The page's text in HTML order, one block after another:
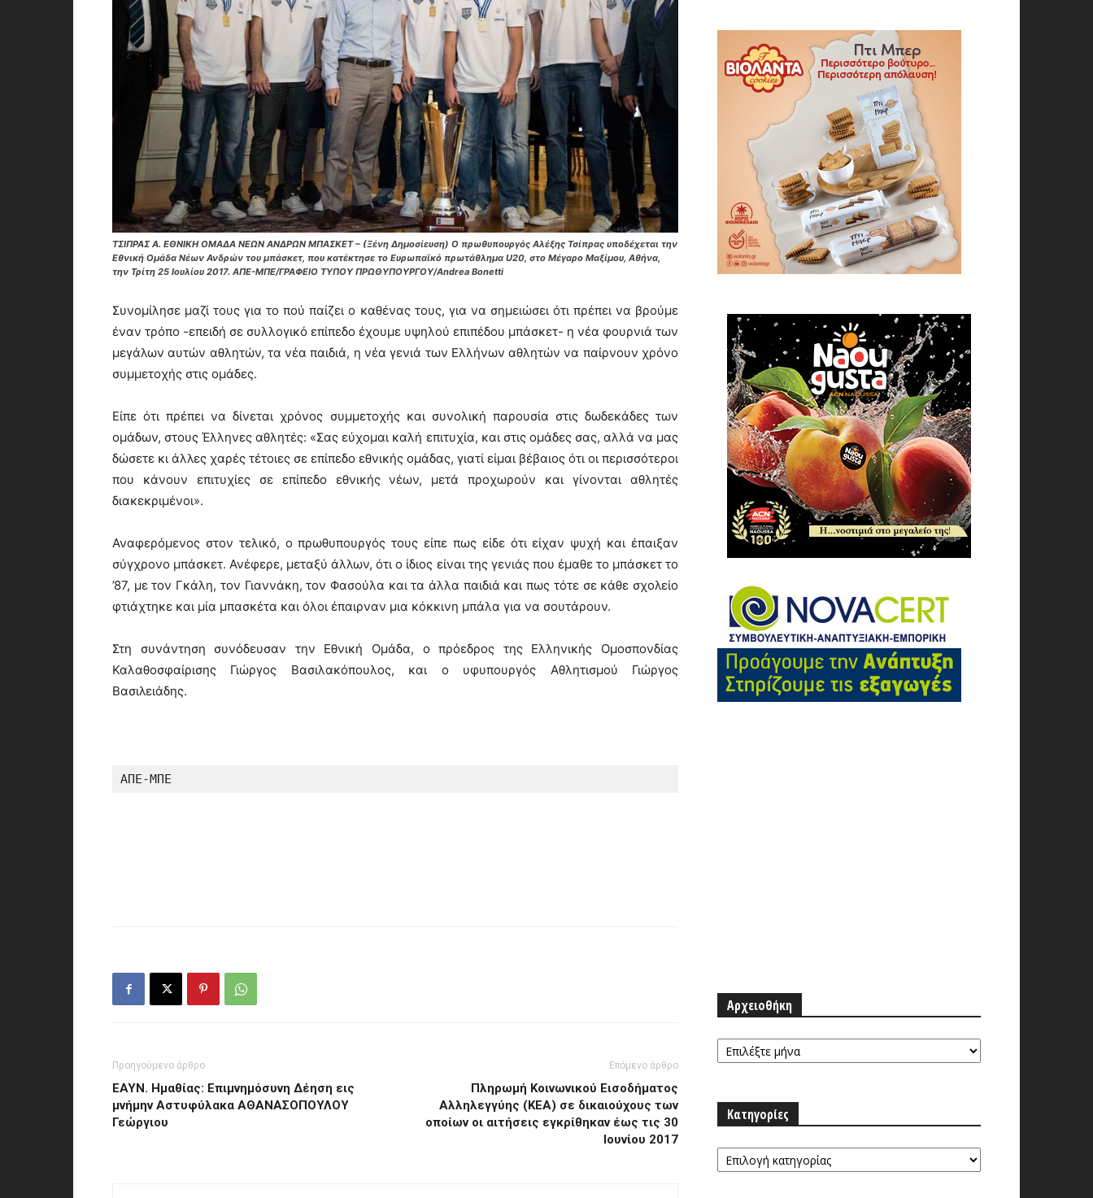
ΤΣΙΠΡΑΣ Α. ΕΘΝΙΚΗ ΟΜΑΔΑ ΝΕΩΝ ΑΝΔΡΩΝ ΜΠΑΣΚΕΤ – (Ξένη Δημοσίευση) Ο πρωθυπουργός Αλέξης Τσίπρας υποδέχεται την
Εθνική Ομάδα Νέων Ανδρών του μπάσκετ, που κατέκτησε το Ευρωπαϊκό πρωτάθλημα U20, στο Μέγαρο Μαξίμου, Αθήνα,
την Τρίτη 25 Ιουλίου 2017. ΑΠΕ-ΜΠΕ/ΓΡΑΦΕΙΟ ΤΥΠΟΥ ΠΡΩΘΥΠΟΥΡΓΟΥ/Andrea Bonetti
Συνομίλησε μαζί τους για το πού παίζει ο καθένας τους, για να σημειώσει ότι πρέπει να βρούμε
έναν τρόπο -επειδή σε συλλογικό επίπεδο έχουμε υψηλού επιπέδου μπάσκετ- η νέα φουρνιά των
μεγάλων αυτών αθλητών, τα νέα παιδιά, η νέα γενιά των Ελλήνων αθλητών να παίρνουν χρόνο
συμμετοχής στις ομάδες.
Είπε ότι πρέπει να δίνεται χρόνος συμμετοχής και συνολική παρουσία στις δωδεκάδες των
ομάδων, στους Έλληνες αθλητές: «Σας εύχομαι καλή επιτυχία, και στις ομάδες σας, αλλά να μας
δώσετε κι άλλες χαρές τέτοιες σε επίπεδο εθνικής ομάδας, γιατί είμαι βέβαιος ότι οι περισσότεροι
που κάνουν επιτυχίες σε επίπεδο εθνικής νέων, μετά προχωρούν και γίνονται αθλητές
διακεκριμένοι».
Αναφερόμενος στον τελικό, ο πρωθυπουργός τους είπε πως είδε ότι είχαν ψυχή και έπαιξαν
σύγχρονο μπάσκετ. Ανέφερε, μεταξύ άλλων, ότι ο ίδιος είναι της γενιάς που έμαθε το μπάσκετ το
’87, με τον Γκάλη, τον Γιαννάκη, τον Φασούλα και τα άλλα παιδιά και πως τότε σε κάθε σχολείο
φτιάχτηκε και μία μπασκέτα και όλοι έπαιρναν μια κόκκινη μπάλα για να σουτάρουν.
Στη συνάντηση συνόδευσαν την Εθνική Ομάδα, ο πρόεδρος της Ελληνικής Ομοσπονδίας
Καλαθοσφαίρισης Γιώργος Βασιλακόπουλος, και ο υφυπουργός Αθλητισμού Γιώργος
Βασιλειάδης.
ΑΠΕ-ΜΠΕ
Προηγούμενο άρθρο
ΕΑΥΝ. Ημαθίας: Επιμνημόσυνη Δέηση εις
μνήμην Αστυφύλακα ΑΘΑΝΑΣΟΠΟΥΛΟΥ
Γεώργιου
Επόμενο άρθρο
Πληρωμή Κοινωνικού Εισοδήματος
Αλληλεγγύης (ΚΕΑ) σε δικαιούχους των
οποίων οι αιτήσεις εγκρίθηκαν έως τις 30
Ιουνίου 2017
Αρχειοθήκη
Αρχειοθήκη
Κατηγορίες
Κατηγορίες